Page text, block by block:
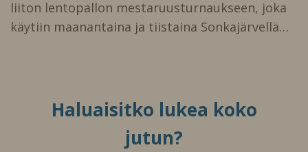
liiton lentopallon mestaruusturnaukseen, joka
käytiin maanantaina ja tiistaina Sonkajärvellä…
Haluaisitko lukea koko
jutun?